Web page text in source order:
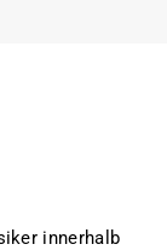
innerhalb